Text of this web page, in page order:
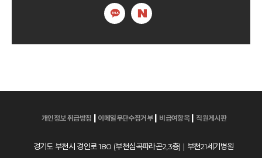
개인정보 취급방침 | 이메일무단수집거부| 비급여항목| 직원게시판
경기도 부천시 경인로 180 (부천심곡파라곤2,3층) | 부천21세기병원